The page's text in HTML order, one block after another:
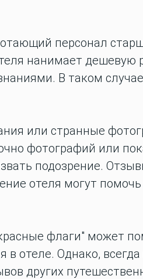
персонал
нанимает дешевую
В таком
или странные
фотографий или
подозрение.
отеля могут
флаги" может
в отеле. Однако,
других